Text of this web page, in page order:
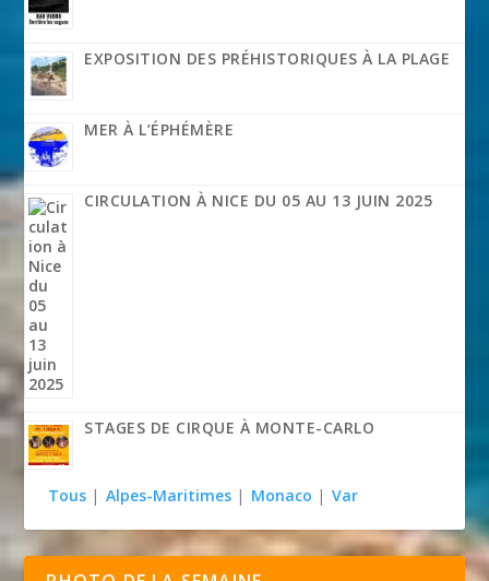
EXPOSITION DES PRÉHISTORIQUES À LA PLAGE
MER À L’ÉPHÉMÈRE
CIRCULATION À NICE DU 05 AU 13 JUIN 2025
STAGES DE CIRQUE À MONTE-CARLO
Tous | Alpes-Maritimes | Monaco | Var